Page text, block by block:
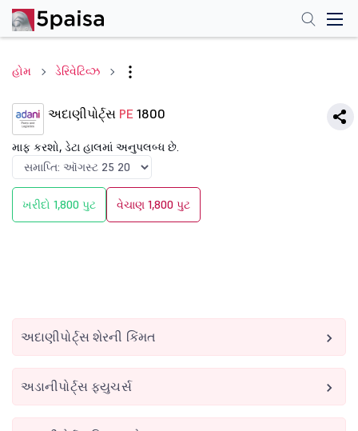
હોમ ડેરિવેટિવ્ઝ
અદાણીપોર્ટ્સ PE 1800
માફ કરશો, ડેટા હાલમાં અનુપલબ્ધ છે.
ખરીદો 1,800 પુટ વેચાણ 1,800 પુટ
અદાણીપોર્ટ્સ શેરની કિંમત
અડાનીપોર્ટ્સ ફ્યુચર્સ